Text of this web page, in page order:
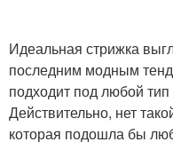
Идеальная стрижка
последним модным
подходит под любой
Действительно, нет
которая подошла бы